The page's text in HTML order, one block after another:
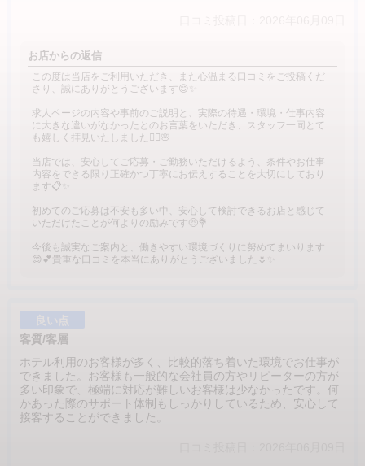
お店からの返信
この度は当店をご利用いただき、また心温まる口コミをご投稿くだ
さり、誠にありがとうございます😊✨
求人ページの内容や事前のご説明と、実際の待遇・環境・仕事内容
に大きな違いがなかったとのお言葉をいただき、スタッフ一同とて
も嬉しく拝見いたしました🙇‍♂️🌸
当店では、安心してご応募・ご勤務いただけるよう、条件やお仕事
内容をできる限り正確かつ丁寧にお伝えすることを大切にしており
ます📋✨
初めてのご応募は不安も多い中、安心して検討できるお店と感じて
いただけたことが何よりの励みです🥺💐
今後も誠実なご案内と、働きやすい環境づくりに努めてまいります
😊💕貴重な口コミを本当にありがとうございました🌷✨
良い点
客質/客層
ホテル利用のお客様が多く、比較的落ち着いた環境でお仕事が
できました。お客様も一般的な会社員の方やリピーターの方が
多い印象で、極端に対応が難しいお客様は少なかったです。何
かあった際のサポート体制もしっかりしているため、安心して
接客することができました。